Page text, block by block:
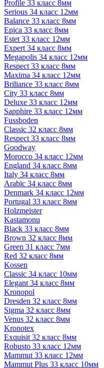
Profile 33 класс 8мм
Serious 34 класс 12мм
Balance 33 класс 8мм
Epica 33 класс 8мм
Estet 33 класс 12мм
Expert 34 класс 8мм
Megapolis 34 класс 12мм
Respect 33 класс 8мм
Maxima 34 класс 12мм
Briliance 33 класс 8мм
City 33 класс 8мм
Deluxe 33 класс 12мм
Sapphire 33 класс 12мм
Fussboden
Classic 32 класс 8мм
Respect 33 класс 8мм
Goodway
Morocco 34 класс 12мм
England 34 класс 8мм
Italy 34 класс 8мм
Arabic 34 класс 8мм
Denmark 34 класс 12мм
Portugal 33 класс 8мм
Holzmeister
Kastamonu
Black 33 класс 8мм
Brown 32 класс 8мм
Green 31 класс 7мм
Red 32 класс 8мм
Kossen
Classic 34 класс 10мм
Elegant 34 класс 8мм
Kronopol
Dresden 32 класс 8мм
Sigma 32 класс 8мм
Venus 32 класс 8мм
Kronotex
Exquisit 32 класс 8мм
Robusto 33 класс 12мм
Mammut 33 класс 12мм
Mammut Plus 33 класс 10мм